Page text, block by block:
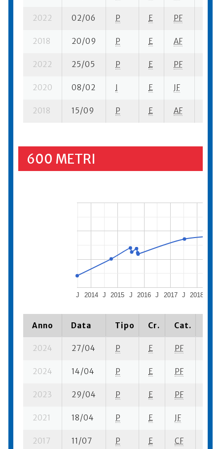
2022 02/06 P E PF
2018 20/09 P E AF
2022 25/05 P E PF
2020 08/02 I E JF
2018 15/09 P E AF
600 METRI
2014 2015 2016 2017 2018
J J J J J
Anno Data Tipo Cr. Cat.
2024 27/04 P E PF
2024 14/04 P E PF
2023 29/04 P E PF
2021 18/04 P E JF
2017 11/07 P E CF